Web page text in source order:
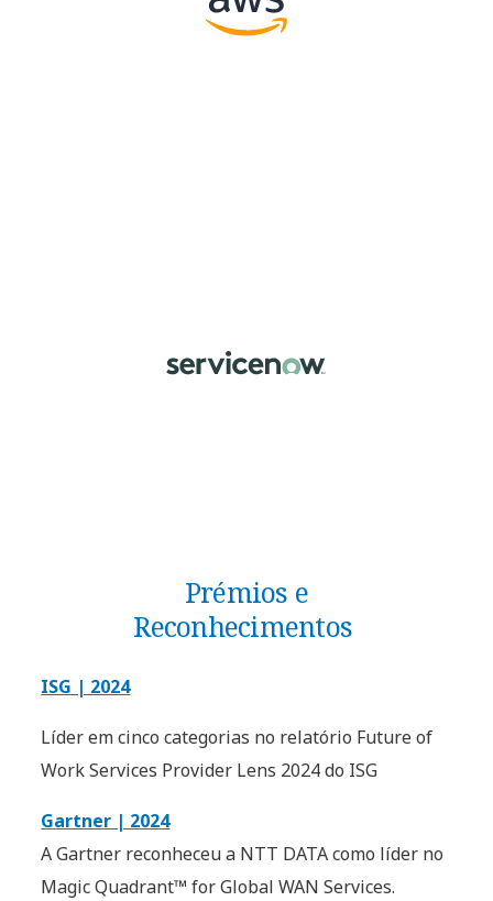
Prémios e
Reconhecimentos
ISG | 2024
Líder em cinco categorias no relatório Future of
Work Services Provider Lens 2024 do ISG
Gartner | 2024
A Gartner reconheceu a NTT DATA como líder no
Magic Quadrant™ for Global WAN Services.